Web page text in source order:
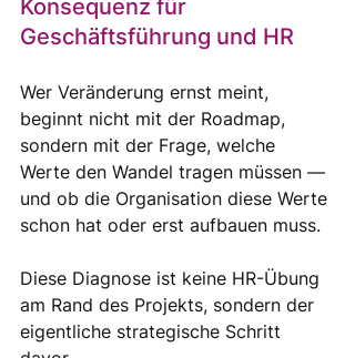
Konsequenz für
Geschäftsführung und HR
Wer Veränderung ernst meint,
beginnt nicht mit der Roadmap,
sondern mit der Frage, welche
Werte den Wandel tragen müssen —
und ob die Organisation diese Werte
schon hat oder erst aufbauen muss.
Diese Diagnose ist keine HR-Übung
am Rand des Projekts, sondern der
eigentliche strategische Schritt